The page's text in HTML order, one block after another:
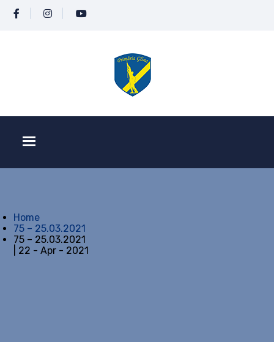
Home
75 – 25.03.2021
75 – 25.03.2021
| 22 - Apr - 2021